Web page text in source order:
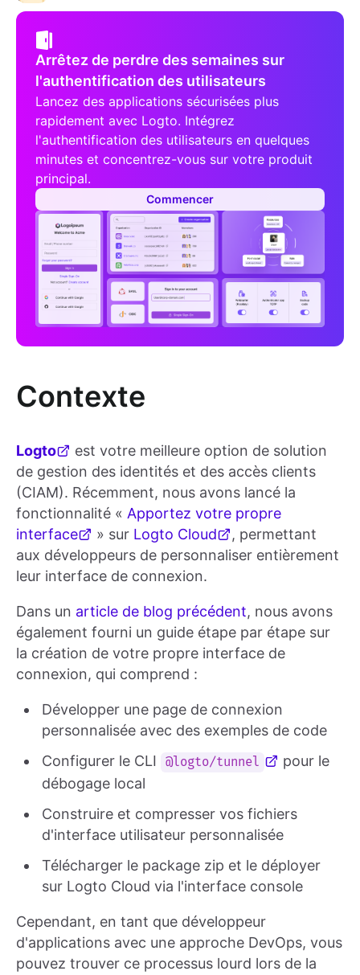
Arrêtez de perdre des semaines sur
l'authentification des utilisateurs
Lancez des applications sécurisées plus
rapidement avec Logto. Intégrez
l'authentification des utilisateurs en quelques
minutes et concentrez-vous sur votre produit
principal.
Commencer
Contexte
Logto
est votre meilleure option de solution
de gestion des identités et des accès clients
(CIAM). Récemment, nous avons lancé la
fonctionnalité « Apportez votre propre
interface
» sur Logto Cloud
, permettant
aux développeurs de personnaliser entièrement
leur interface de connexion.
Dans un article de blog précédent, nous avons
également fourni un guide étape par étape sur
la création de votre propre interface de
connexion, qui comprend :
Développer une page de connexion
personnalisée avec des exemples de code
Configurer le CLI
@logto/tunnel
pour le
débogage local
Construire et compresser vos fichiers
d'interface utilisateur personnalisée
Télécharger le package zip et le déployer
sur Logto Cloud via l'interface console
Cependant, en tant que développeur
d'applications avec une approche DevOps, vous
pouvez trouver ce processus lourd lors de la